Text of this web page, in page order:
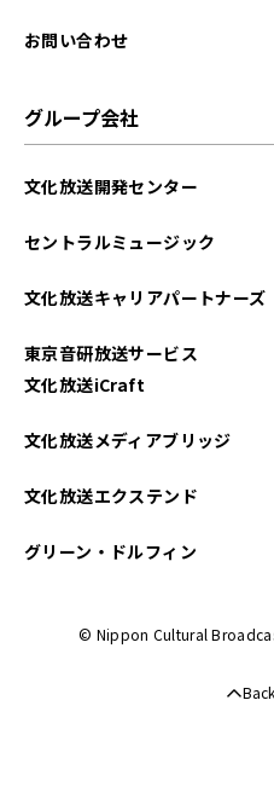
お問い合わせ
グループ会社
文化放送開発センター
セントラルミュージック
文化放送キャリアパートナーズ
東京音研放送サービス
文化放送iCraft
文化放送メディアブリッジ
文化放送エクステンド
グリーン・ドルフィン
© Nippon Cultural